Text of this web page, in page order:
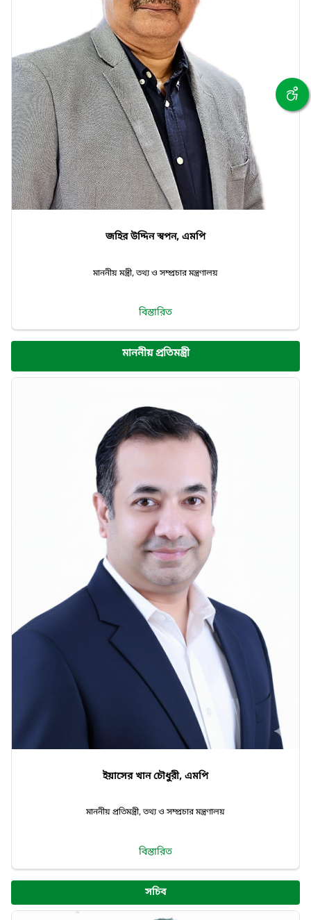
জহির উদ্দিন স্বপন, এমপি
মাননীয় মন্ত্রী, তথ্য ও সম্প্রচার মন্ত্রণালয়
বিস্তারিত
মাননীয় প্রতিমন্ত্রী
ইয়াসের খান চৌধুরী, এমপি
মাননীয় প্রতিমন্ত্রী, তথ্য ও সম্প্রচার মন্ত্রণালয়
বিস্তারিত
সচিব